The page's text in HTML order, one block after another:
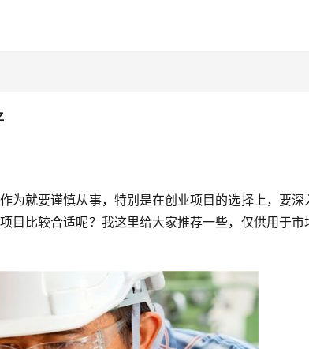
为就要谨慎从事，特别是在创业项目的选择上，要深
目比较合适呢？我这里给大家推荐一些，仅供用于市